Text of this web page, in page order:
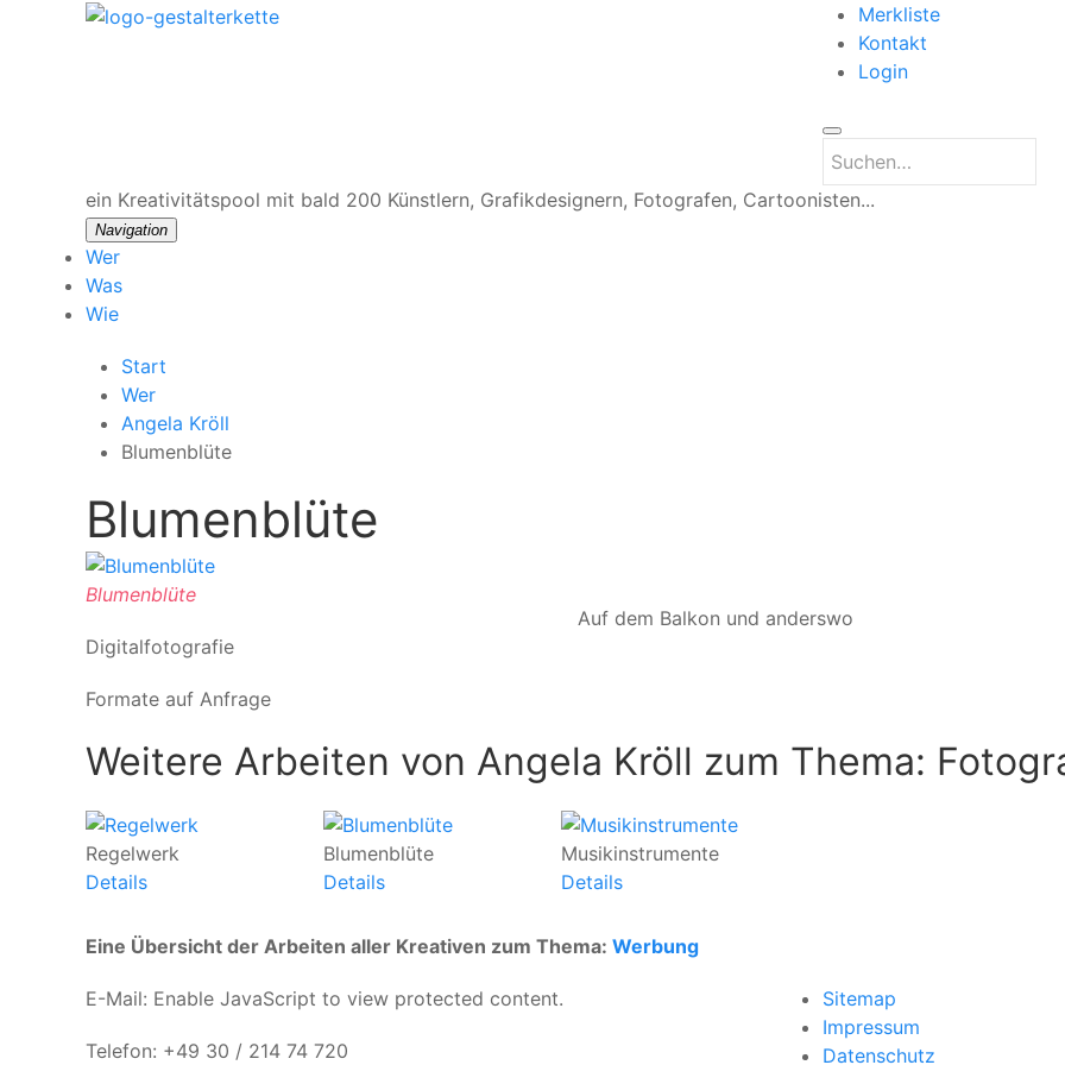
Merkliste
Kontakt
Login
ein Kreativitätspool mit bald 200 Künstlern, Grafikdesignern, Fotografen, Cartoonisten...
Navigation
Wer
Was
Wie
Start
Wer
Angela Kröll
Blumenblüte
Blumenblüte
Blumenblüte
Digitalfotografie
Formate auf Anfrage
Auf dem Balkon und anderswo
Weitere Arbeiten von Angela Kröll zum Thema:
Regelwerk
Details
Blumenblüte
Details
Musikinstrumente
Details
Eine Übersicht der Arbeiten aller Kreativen zum Thema: Werbung
E-Mail: Enable JavaScript to view protected content.
Telefon: +49 30 / 214 74 720
Sitemap
Impressum
Datenschutz